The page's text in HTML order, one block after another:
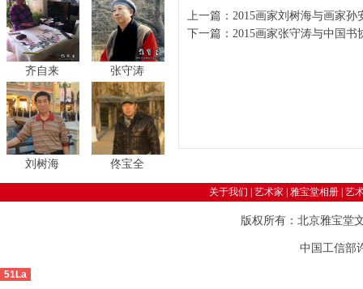
齐自来 张守涛
刘树海 佟宝全
上一篇： 2015画家刘树海与画家孙
下一篇： 2015画家张守涛与中国书
关于我们 艺术家 雅宝堂相册 艺
版权所有：北京雅宝堂
中国工信部
51La